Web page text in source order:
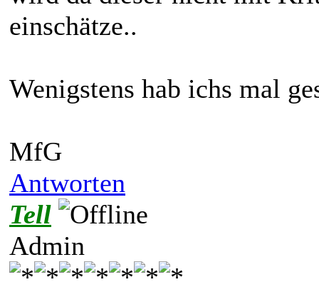
einschätze..
Wenigstens hab ichs mal
MfG
Antworten
Tell
Admin